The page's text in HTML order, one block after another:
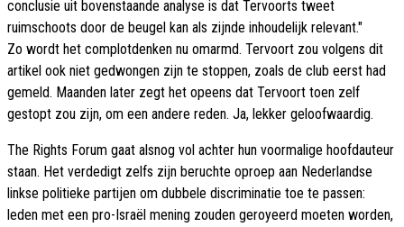
conclusie uit bovenstaande analyse is dat Tervoorts tweet
ruimschoots door de beugel kan als zijnde inhoudelijk relevant."
Zo wordt het complotdenken nu omarmd. Tervoort zou volgens dit
artikel ook niet gedwongen zijn te stoppen, zoals de club eerst had
gemeld. Maanden later zegt het opeens dat Tervoort toen zelf
gestopt zou zijn, om een andere reden. Ja, lekker geloofwaardig.
The Rights Forum gaat alsnog vol achter hun voormalige hoofdauteur
staan. Het verdedigt zelfs zijn beruchte oproep aan Nederlandse
linkse politieke partijen om dubbele discriminatie toe te passen:
leden met een pro-Israël mening zouden geroyeerd moeten worden,